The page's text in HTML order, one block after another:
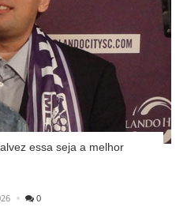
essa seja a melhor
0